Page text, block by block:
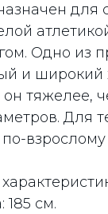
для
Одно из
и широкий
он тяжелее,
Для
взрослому
см.